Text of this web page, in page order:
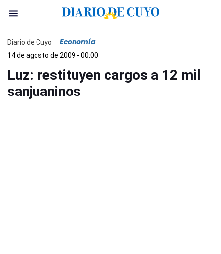
Diario de Cuyo Economía
14 de agosto de 2009 - 00:00
Luz: restituyen cargos a 12 mil
sanjuaninos